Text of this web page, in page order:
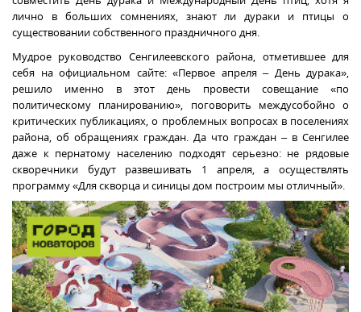
лично в больших сомнениях, знают ли дураки и птицы о
существовании собственного праздничного дня.
Мудрое руководство Сенгилеевского района, отметившее для
себя на официальном сайте: «Первое апреля – День дурака»,
решило именно в этот день провести совещание «по
политическому планированию», поговорить междусобойно о
критических публикациях, о проблемных вопросах в поселениях
района, об обращениях граждан. Да что граждан – в Сенгилее
даже к пернатому населению подходят серьезно: не рядовые
скворечники будут развешивать 1 апреля, а осуществлять
программу«Для скворца и синицы дом построим мы отличный».